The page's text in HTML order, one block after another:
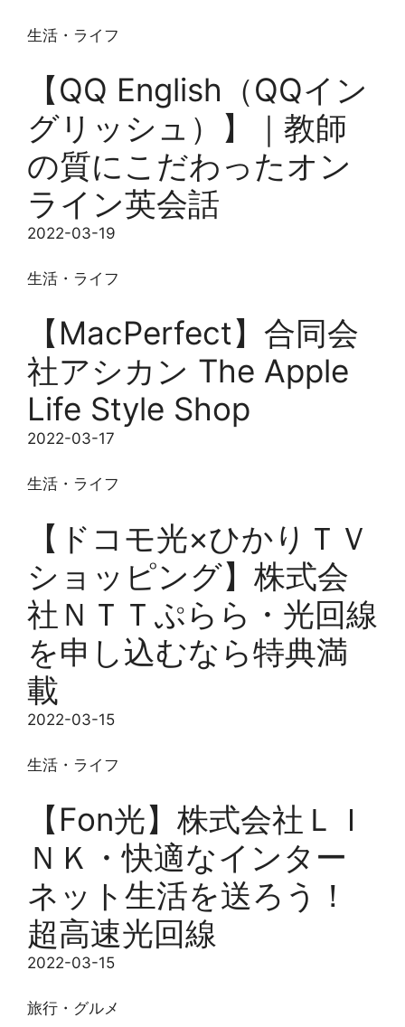
生活・ライフ
【QQ English（QQイン
グリッシュ）】｜教師
の質にこだわったオン
ライン英会話
2022-03-19
生活・ライフ
【MacPerfect】合同会
社アシカン The Apple
Life Style Shop
2022-03-17
生活・ライフ
【ドコモ光×ひかりＴＶ
ショッピング】株式会
社ＮＴＴぷらら・光回線
を申し込むなら特典満
載
2022-03-15
生活・ライフ
【Fon光】株式会社ＬＩ
ＮＫ・快適なインター
ネット生活を送ろう！
超高速光回線
2022-03-15
旅行・グルメ